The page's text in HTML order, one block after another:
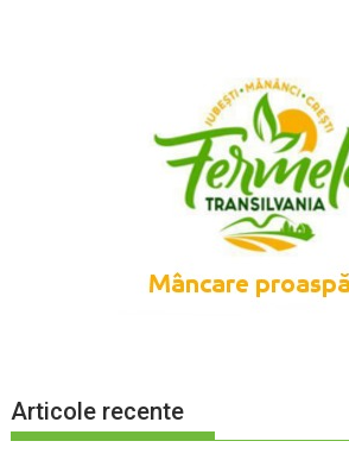
Articole recente